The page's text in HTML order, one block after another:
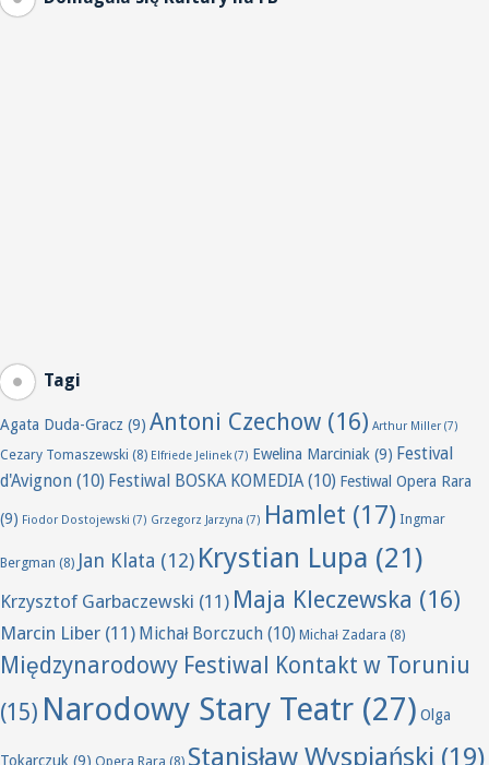
Tagi
Agata Duda-Gracz (9) Antoni Czechow (16) Arthur Miller (7)
Cezary Tomaszewski (8) Elfriede Jelinek(7) Ewelina Marciniak (9) Festival
d'Avignon (10) Festiwal BOSKA KOMEDIA(10) Festiwal Opera Rara
(9) Fiodor Dostojewski (7) Grzegorz Jarzyna (7) Hamlet (17) Ingmar
Bergman (8) Jan Klata (12) Krystian Lupa (21)
Krzysztof Garbaczewski (11) Maja Kleczewska (16)
Marcin Liber (11) Michał Borczuch (10) Michał Zadara (8)
Międzynarodowy Festiwal Kontakt w Toruniu
(15) Narodowy Stary Teatr (27) Olga
Tokarczuk (9) Opera Rara (8) Stanisław Wyspiański (19)